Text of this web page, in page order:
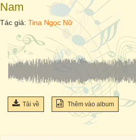
Nam
Tác giả: Tina Ngọc Nữ
Tải về Thêm vào album